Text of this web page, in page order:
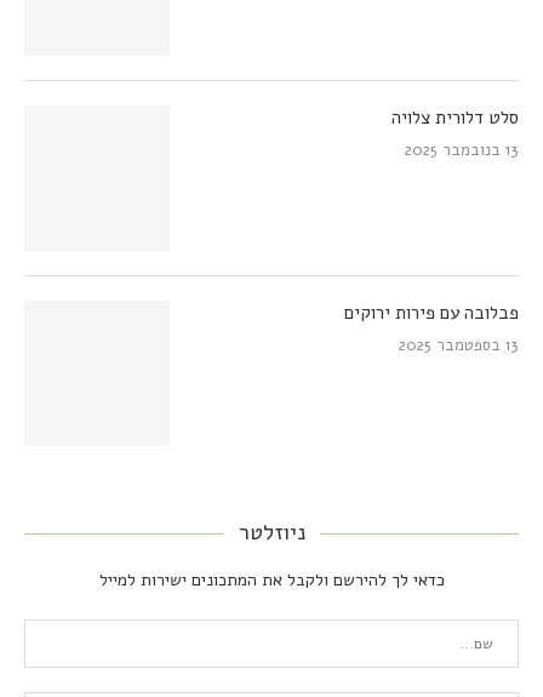
סלט דלורית צלויה
13 בנובמבר 2025
פבלובה עם פירות ירוקים
13 בספטמבר 2025
ניוזלטר
כדאי לך להירשם ולקבל את המתכונים ישירות למייל